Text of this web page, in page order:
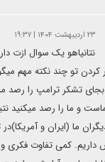
۲۳ اردیبهشت ۱۴۰۴ | ۱۹:۳۷
نتانیاهو یک سوال ازت
تو چند نکته مهم
تشکر ترامپ را رصد
و ما را رصد میکنید
ما (ایران و
کمی تفاوت فکری و